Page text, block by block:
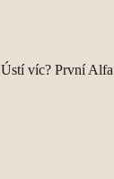
víc? První